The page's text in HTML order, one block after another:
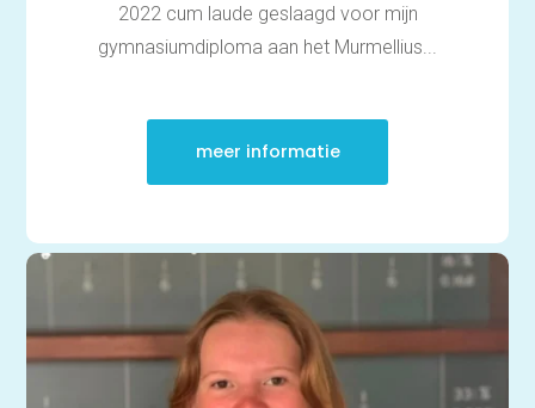
2022 cum laude geslaagd voor mijn
gymnasiumdiploma aan het Murmellius...
meer informatie